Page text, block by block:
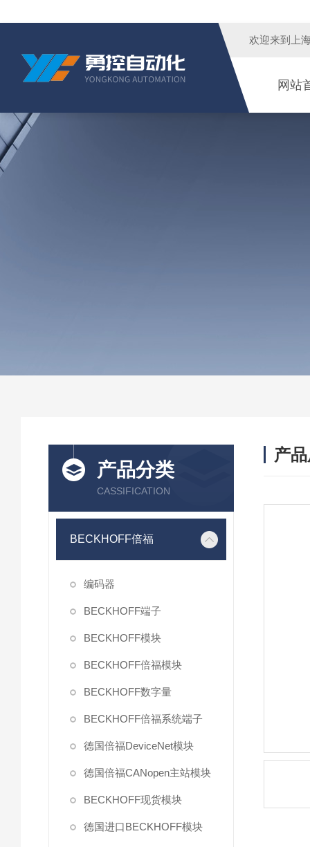
欢迎来到 上
网站
产品分类
CASSIFICATION
BECKHOFF倍福
编码器
BECKHOFF端子
BECKHOFF模块
BECKHOFF倍福模块
BECKHOFF数字量
BECKHOFF倍福系统端子
德国倍福DeviceNet模块
德国倍福CANopen主站模块
BECKHOFF现货模块
德国进口BECKHOFF模块
产